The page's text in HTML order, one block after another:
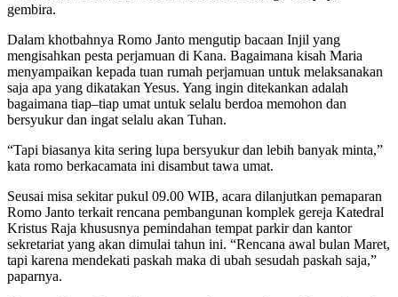
gembira.
Dalam khotbahnya Romo Janto mengutip bacaan Injil yang
mengisahkan pesta perjamuan di Kana. Bagaimana kisah Maria
menyampaikan kepada tuan rumah perjamuan untuk melaksanakan
saja apa yang dikatakan Yesus. Yang ingin ditekankan adalah
bagaimana tiap–tiap umat untuk selalu berdoa memohon dan
bersyukur dan ingat selalu akan Tuhan.
“Tapi biasanya kita sering lupa bersyukur dan lebih banyak minta,”
kata romo berkacamata ini disambut tawa umat.
Seusai misa sekitar pukul 09.00 WIB, acara dilanjutkan pemaparan
Romo Janto terkait rencana pembangunan komplek gereja Katedral
Kristus Raja khususnya pemindahan tempat parkir dan kantor
sekretariat yang akan dimulai tahun ini. “Rencana awal bulan Maret,
tapi karena mendekati paskah maka di ubah sesudah paskah saja,”
paparnya.